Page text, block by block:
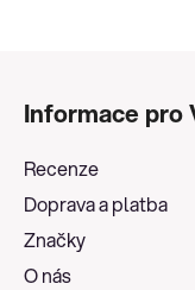
Informace pro
Recenze
Doprava a platba
Značky
O nás